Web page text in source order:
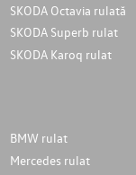
SKODA Octavia rulată
SKODA Superb rulat
SKODA Karoq rulat
BMW rulat
Mercedes rulat